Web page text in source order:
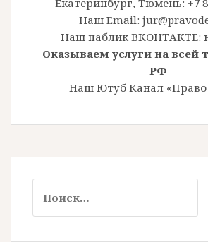
Екатеринбург, Тюмень: +7
Наш Email:
Наш паблик ВКОНТАКТЕ:
Оказываем услуги на всей
РФ
Наш Ютуб Канал «Право